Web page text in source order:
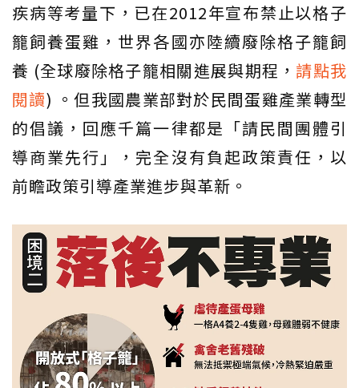
疾病等考量下，已在2012年宣布禁止以格子
籠飼養蛋雞，世界各國亦陸續廢除格子籠飼
養 (全球廢除格子籠相關進展與期程， 請點我
閱讀) 。但我國農業部對於民間蛋雞產業轉型
的倡議，回應千篇一律都是「請民間團體引
導商業先行」，完全沒有負起政策責任，以
前瞻政策引導產業進步與革新。